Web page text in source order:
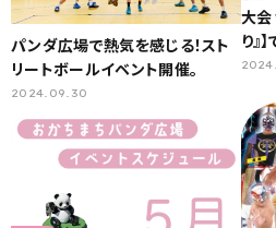
パンダ広場で熱気を感じる！スト
リートボールイベント開催。
2024.09.30
大会
り』